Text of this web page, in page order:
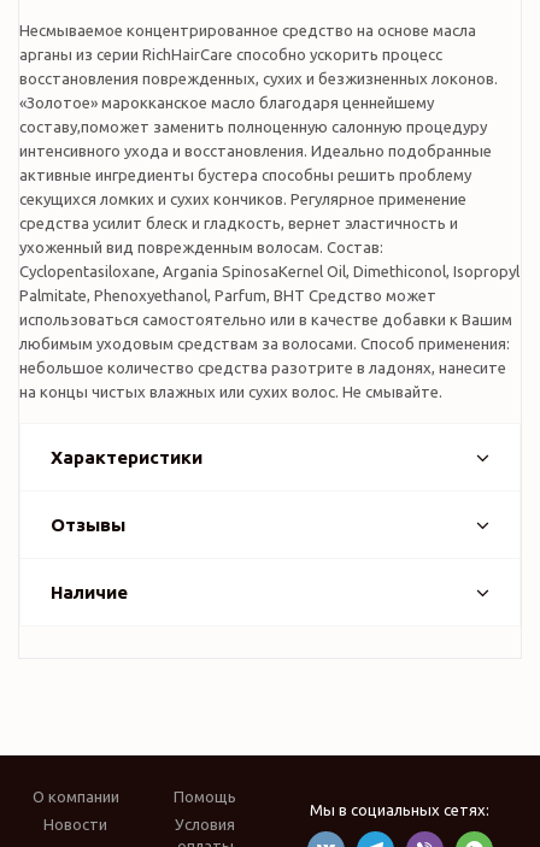
Несмываемое концентрированное средство на основе масла
арганы из серии RichHairCare способно ускорить процесс
восстановления поврежденных, сухих и безжизненных локонов.
«Золотое» марокканское масло благодаря ценнейшему
составу,поможет заменить полноценную салонную процедуру
интенсивного ухода и восстановления. Идеально подобранные
активные ингредиенты бустера способны решить проблему
секущихся ломких и сухих кончиков. Регулярное применение
средства усилит блеск и гладкость, вернет эластичность и
ухоженный вид поврежденным волосам. Состав:
Cyclopentasiloxane, Argania SpinosaKernel Oil, Dimethiconol, Isopropyl
Palmitate, Phenoxyethanol, Parfum, BHT Средство может
использоваться самостоятельно или в качестве добавки к Вашим
любимым уходовым средствам за волосами. Способ применения:
небольшое количество средства разотрите в ладонях, нанесите
на концы чистых влажных или сухих волос. Не смывайте.
Характеристики
Отзывы
Наличие
О компании
Новости
Помощь
Условия
Мы в социальных сетях: